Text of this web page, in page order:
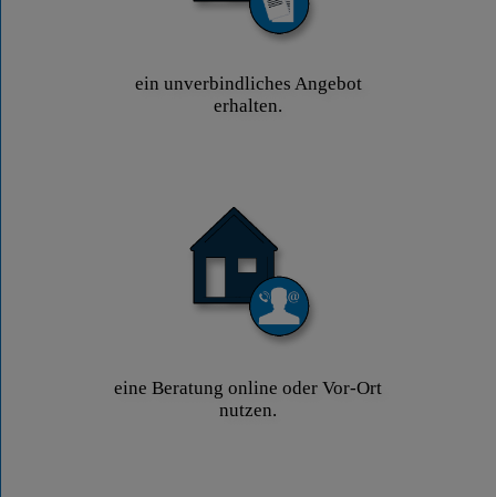
ein unverbindliches Angebot
erhalten.
eine Beratung online oder Vor-Ort
nutzen.